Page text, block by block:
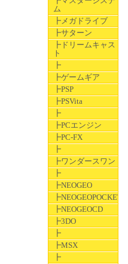
ム
┣メガドライブ
┣サターン
┣ドリームキャス
ト
┣
┣ゲームギア
┣PSP
┣PSVita
┣
┣PCエンジン
┣PC-FX
┣
┣ワンダースワン
┣
┣NEOGEO
┣NEOGEOPOCKET
┣NEOGEOCD
┣3DO
┣
┣MSX
┣